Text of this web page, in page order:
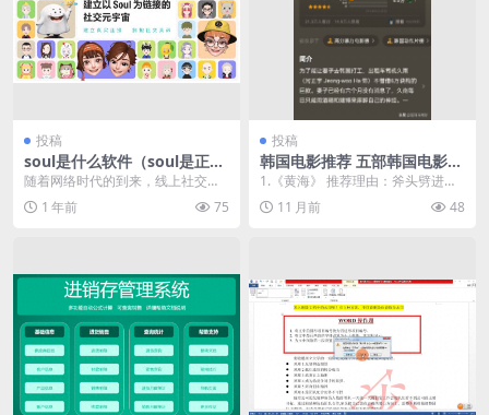
投稿
soul是什么软件（soul是正规
交友软件吗）
随着网络时代的到来，线上社交也
逐渐融入到了人们的日常生活中。
针对于Z世代的个性化...
1 年前 75
投稿
韩国电影推荐 五部韩国电影核
弹级推荐
1.《黄海》 推荐理由：斧头劈进头
骨声，听得人牙齿打颤！ 河正宇演
的中国朝鲜族司...
11 月前 48